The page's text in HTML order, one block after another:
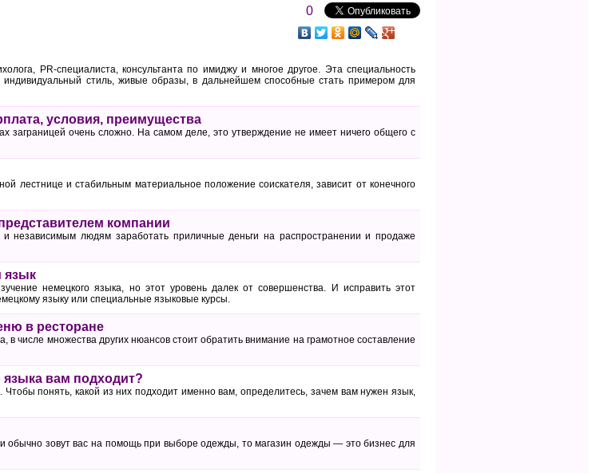
0
PR-специалиста, консультанта по имиджу и многое другое. Эта специальность
стиль, живые образы, в дальнейшем способные стать примером для
условия, преимущества
заграницей очень сложно. На самом деле, это утверждение не имеет ничего общего с
лестнице и стабильным материальное положение соискателя, зависит от конечного
компании
независимым людям заработать приличные деньги на распространении и продаже
язык
немецкого языка, но этот уровень далек от совершенства. И исправить этот
языку или специальные языковые курсы.
в ресторане
в числе множества других нюансов стоит обратить внимание на грамотное составление
языка вам подходит?
Чтобы понять, какой из них подходит именно вам, определитесь, зачем вам нужен язык,
обычно зовут вас на помощь при выборе одежды, то магазин одежды — это бизнес для